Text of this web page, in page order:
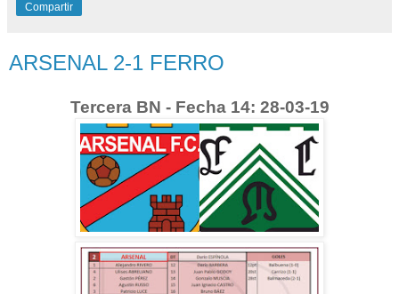
Compartir
ARSENAL 2-1 FERRO
Tercera BN - Fecha 14: 28-03-19